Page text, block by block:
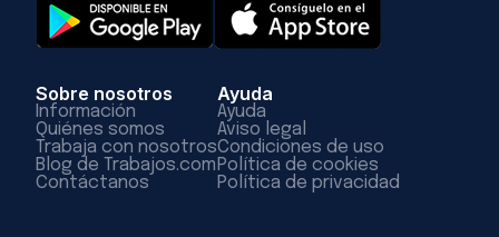
Sobre nosotros
Información
Quiénes somos
Trabaja con nosotros
Blog de Trabajos.com
Contáctanos
Ayuda
Ayuda
Aviso legal
Condiciones de uso
Política de cookies
Política de privacidad